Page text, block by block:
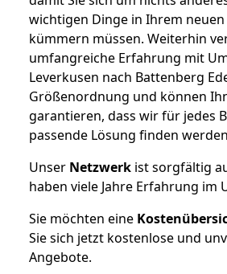
wichtigen Dinge in Ihrem neuen
kümmern müssen. Weiterhin
umfangreiche Erfahrung mit
Leverkusen nach Battenberg
Größenordnung und können
garantieren, dass wir für jedes
passende Lösung finden
Unser Netzwerk ist sorgfältig
haben viele Jahre Erfahrung im
Sie möchten eine
Sie sich jetzt kostenlose und
Angebote.